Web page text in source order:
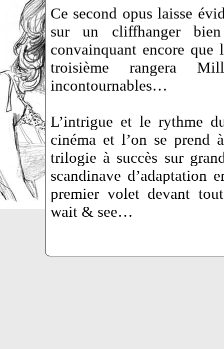
Ce second opus laisse
sur un cliffhanger
convainquant encore que
troisième rangera
incontournables…
L’intrigue et le rythme
cinéma et l’on se prend
trilogie à succès sur
scandinave d’adaptation
premier volet devant
wait & see…